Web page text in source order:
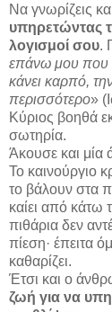
Να γνωρίζεις
υπηρετώντας
λογισμοί σου.
επάνω μου που
κάνει καρπό,
περισσότερο»
Κύριος βοηθά
σωτηρία.
Άκουσε και μία
Το καινούργιο
το βάλουν στα
καίει από κάτω
πιθάρια δεν
πίεση· έπειτα
καθαρίζει.
Έτσι και ο
ζωή για να